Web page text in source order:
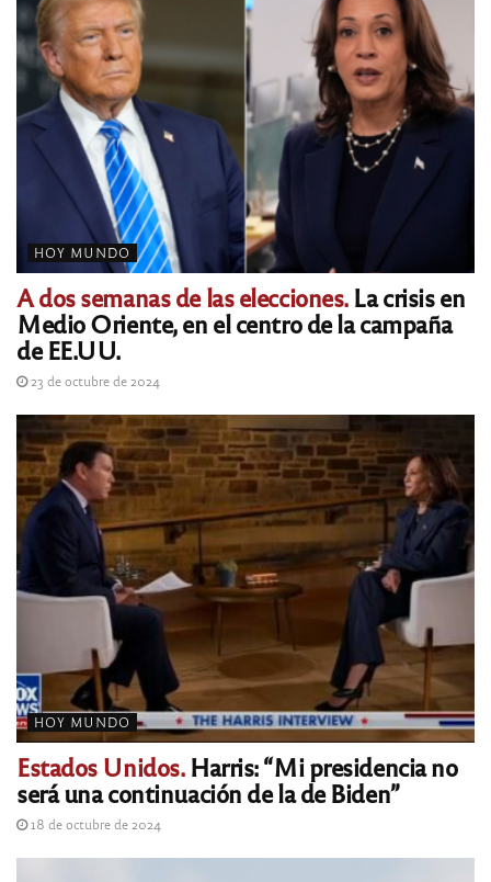
HOY MUNDO
A dos semanas de las elecciones.La crisis en
Medio Oriente, en el centro de la campaña
de EE.UU.
23 de octubre de 2024
HOY MUNDO
Estados Unidos.Harris: “Mi presidencia no
será una continuación de la de Biden”
18 de octubre de 2024